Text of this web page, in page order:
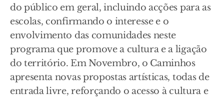
do público em geral, incluindo acções para as
escolas, confirmando o interesse e o
envolvimento das comunidades neste
programa que promove a cultura e a ligação
do território. Em Novembro, o Caminhos
apresenta novas propostas artísticas, todas de
entrada livre, reforçando o acesso à cultura e